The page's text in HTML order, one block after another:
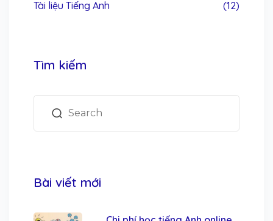
Tài liệu Tiếng Anh (12)
Tìm kiếm
Bài viết mới